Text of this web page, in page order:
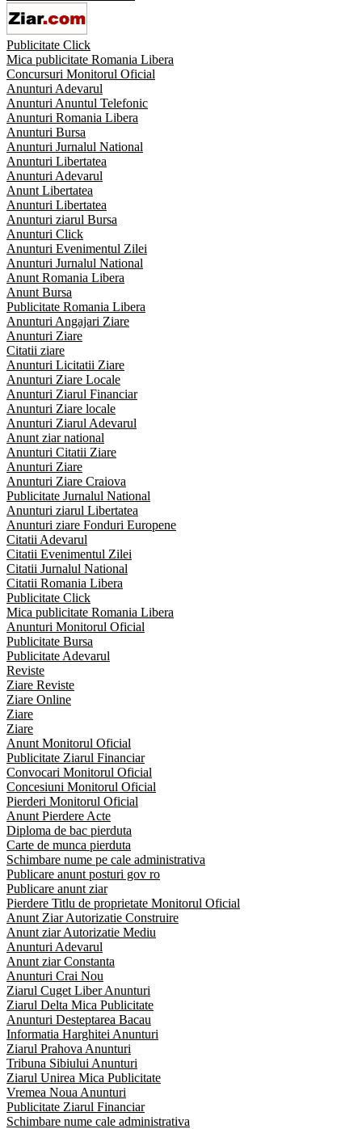
Publicitate Click
Mica publicitate Romania Libera
Concursuri Monitorul Oficial
Anunturi Adevarul
Anunturi Anuntul Telefonic
Anunturi Romania Libera
Anunturi Bursa
Anunturi Jurnalul National
Anunturi Libertatea
Anunturi Adevarul
Anunt Libertatea
Anunturi Libertatea
Anunturi ziarul Bursa
Anunturi Click
Anunturi Evenimentul Zilei
Anunturi Jurnalul National
Anunt Romania Libera
Anunt Bursa
Publicitate Romania Libera
Anunturi Angajari Ziare
Anunturi Ziare
Citatii ziare
Anunturi Licitatii Ziare
Anunturi Ziare Locale
Anunturi Ziarul Financiar
Anunturi Ziare locale
Anunturi Ziarul Adevarul
Anunt ziar national
Anunturi Citatii Ziare
Anunturi Ziare
Anunturi Ziare Craiova
Publicitate Jurnalul National
Anunturi ziarul Libertatea
Anunturi ziare Fonduri Europene
Citatii Adevarul
Citatii Evenimentul Zilei
Citatii Jurnalul National
Citatii Romania Libera
Publicitate Click
Mica publicitate Romania Libera
Anunturi Monitorul Oficial
Publicitate Bursa
Publicitate Adevarul
Reviste
Ziare Reviste
Ziare Online
Ziare
Ziare
Anunt Monitorul Oficial
Publicitate Ziarul Financiar
Convocari Monitorul Oficial
Concesiuni Monitorul Oficial
Pierderi Monitorul Oficial
Anunt Pierdere Acte
Diploma de bac pierduta
Carte de munca pierduta
Schimbare nume pe cale administrativa
Publicare anunt posturi gov ro
Publicare anunt ziar
Pierdere Titlu de proprietate Monitorul Oficial
Anunt Ziar Autorizatie Construire
Anunt ziar Autorizatie Mediu
Anunturi Adevarul
Anunt ziar Constanta
Anunturi Crai Nou
Ziarul Cuget Liber Anunturi
Ziarul Delta Mica Publicitate
Anunturi Desteptarea Bacau
Informatia Harghitei Anunturi
Ziarul Prahova Anunturi
Tribuna Sibiului Anunturi
Ziarul Unirea Mica Publicitate
Vremea Noua Anunturi
Publicitate Ziarul Financiar
Schimbare nume cale administrativa